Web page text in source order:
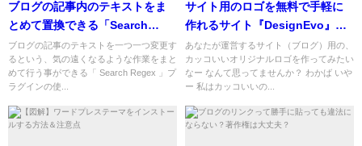
ブログの記事内のテキストをま
とめて置換できる「Search
Regex」プラグインの使い方
ブログの記事のテキストを一つ一つ変更す
るという、気の遠くなるような作業をまと
めて行う事ができる「 Search Regex 」プ
ラグインの使...
サイト用のロゴを無料で手軽に
作れるサイト『DesignEvo』
（テキストだけのロゴも作成可
能）
あなたが運営するサイト（ブログ）用の、
カッコいいオリジナルロゴを作ってみたい
なー なんて思ってませんか？ わかば いや
ー 私はカッコいいの...